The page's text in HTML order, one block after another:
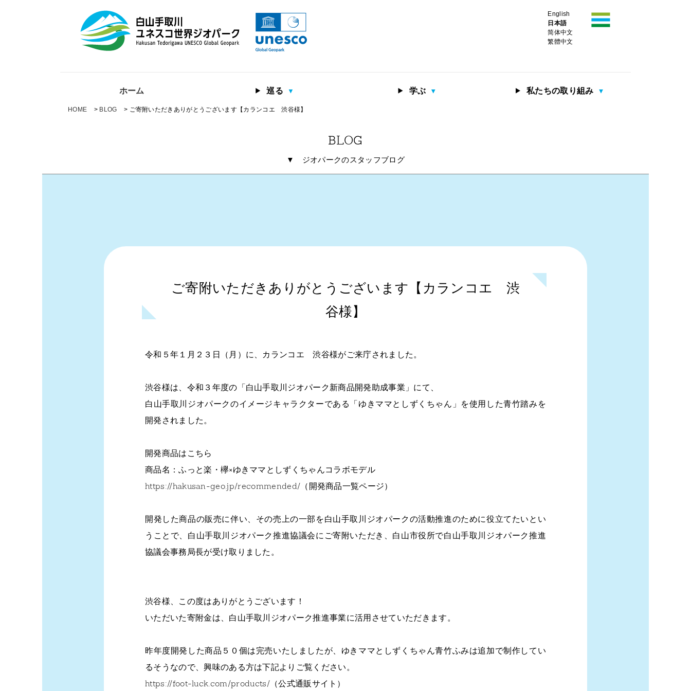
English
日本語
简体中文
繁體中文
ホーム 巡る 学ぶ 私たちの取り組み
HOME > BLOG > ご寄附いただきありがとうございます【カランコエ 渋谷様】
BLOG
▼ ジオパークのスタッフブログ
ご寄附いただきありがとうございます【カランコエ 渋
谷様】
令和５年１月２３日（月）に、カランコエ 渋谷様がご来庁されました。
渋谷様は、令和３年度の「白山手取川ジオパーク新商品開発助成事業」にて、
白山手取川ジオパークのイメージキャラクターである「ゆきママとしずくちゃん」を使用した青竹踏みを
開発されました。
開発商品はこちら
商品名：ふっと楽・欅×ゆきママとしずくちゃんコラボモデル
https://hakusan-geo.jp/recommended/ （開発商品一覧ページ）
開発した商品の販売に伴い、その売上の一部を白山手取川ジオパークの活動推進のために役立てたいとい
うことで、白山手取川ジオパーク推進協議会にご寄附いただき、白山市役所で白山手取川ジオパーク推進
協議会事務局長が受け取りました。
渋谷様、この度はありがとうございます！
いただいた寄附金は、白山手取川ジオパーク推進事業に活用させていただきます。
昨年度開発した商品５０個は完売いたしましたが、ゆきママとしずくちゃん青竹ふみは追加で制作してい
るそうなので、興味のある方は下記よりご覧ください。
https://foot-luck.com/products/ （公式通販サイト）